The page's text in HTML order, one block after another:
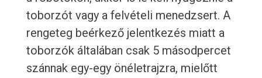
toborzót vagy a felvételi menedzsert. A
rengeteg beérkező jelentkezés miatt a
toborzók általában csak 5 másodpercet
szánnak egy-egy önéletrajzra, mielőtt